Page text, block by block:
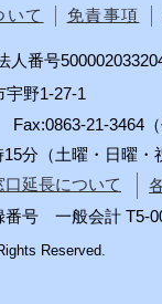
いて 免責事項
人番号
野1-27-1
21-3464（
分（土曜・日曜・
延長について
番号 一般会計 T5-
Reserved.